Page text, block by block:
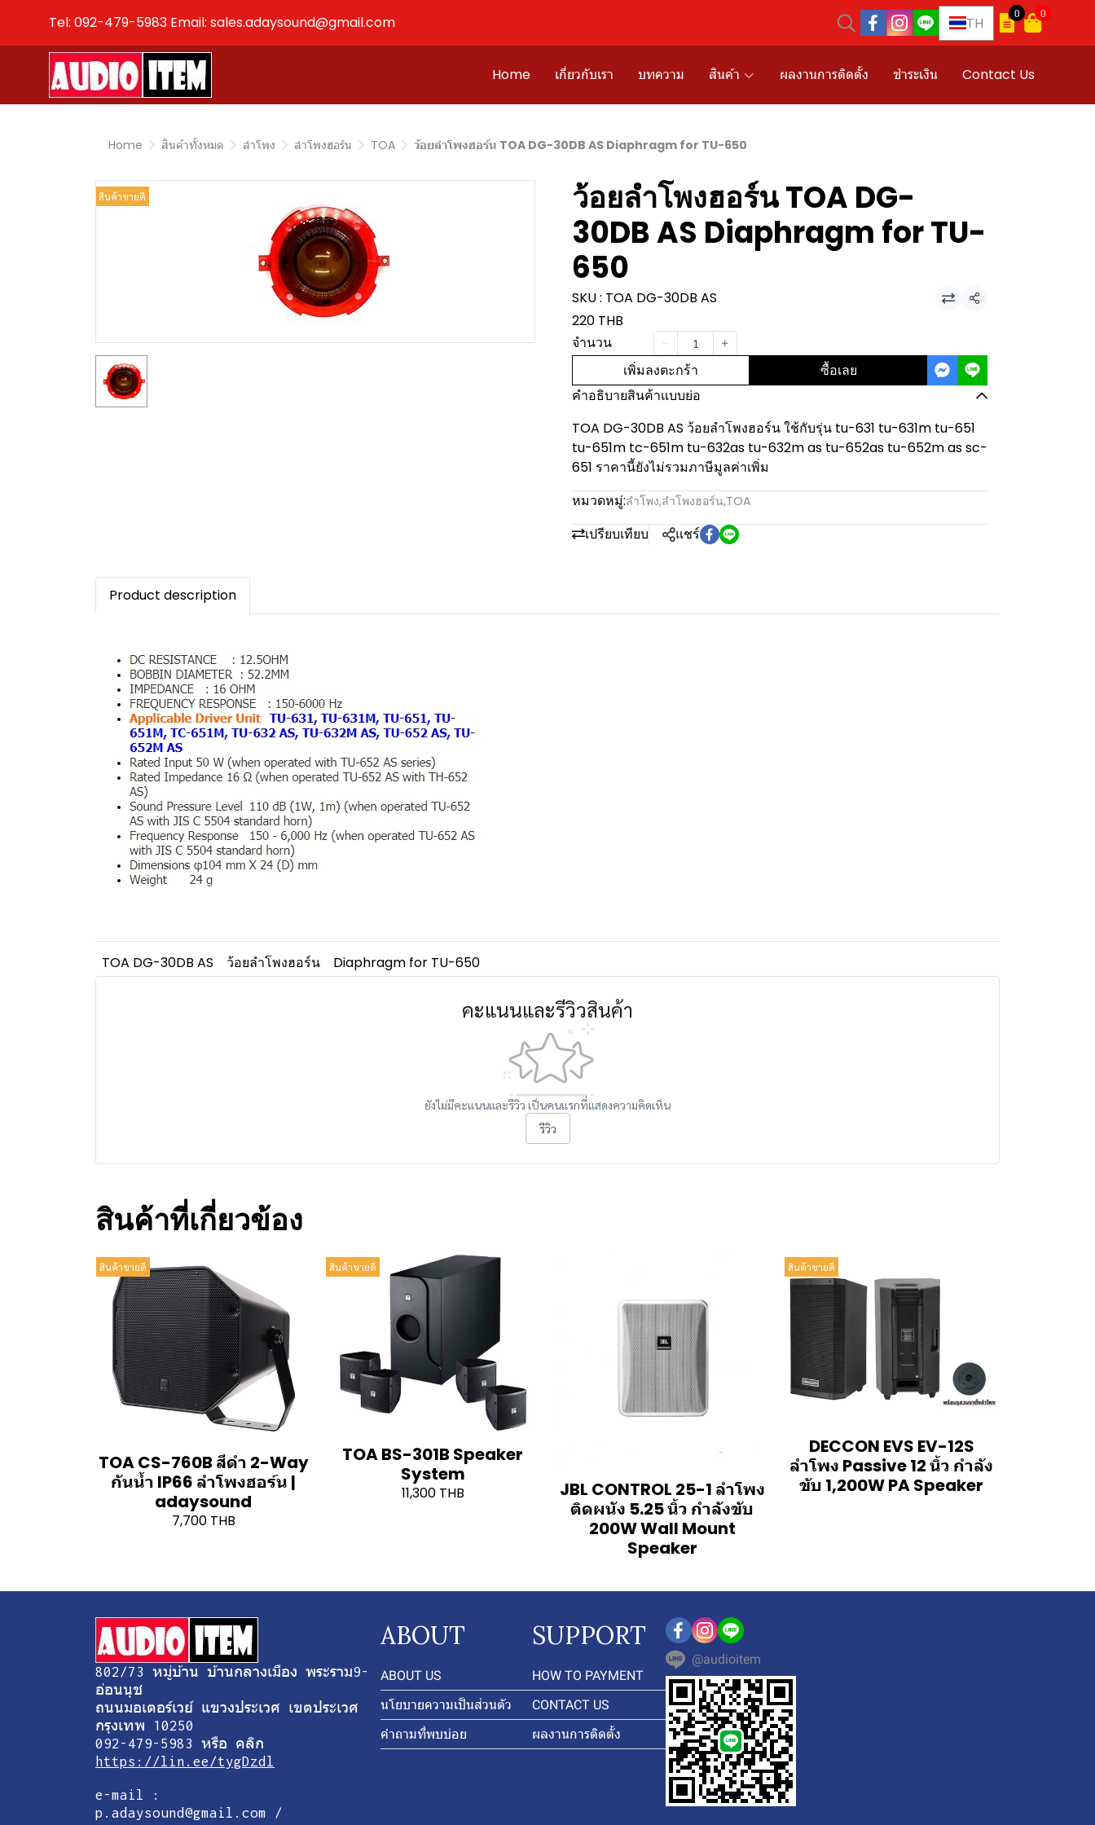
Tel: 092-479-5983 Email: sales.adaysound@gmail.com TH
0 0
Home เกี่ยวกับเรา บทความ สินค้า ผลงานการติดตั้ง ชำระเงิน Contact Us
Home สินค้าทั้งหมด ลำโพง ลำโพงฮอร์น TOA ว้อยลำโพงฮอร์น TOA DG-30DB AS Diaphragm for TU-650
สินค้าขายดี
ว้อยลำโพงฮอร์น TOA DG-
30DB AS Diaphragm for TU-
650
SKU : TOA DG-30DB AS แชร์
220 THB
จำนวน
เพิ่มลงตะกร้า ซื้อเลย
คำอธิบายสินค้าแบบย่อ
TOA DG-30DB AS ว้อยลำโพงฮอร์น ใช้กับรุ่น tu-631 tu-631m tu-651
tu-651m tc-651m tu-632as tu-632m as tu-652as tu-652m as sc-
651 ราคานี้ยังไม่รวมภาษีมูลค่าเพิ่ม
หมวดหมู่:ลำโพง,ลำโพงฮอร์น,TOA
เปรียบเทียบ แชร์
Product description
TOA DG-30DB AS ว้อยลำโพงฮอร์น Diaphragm for TU-650
คะแนนและรีวิวสินค้า
ยังไม่มีคะแนนและรีวิว เป็นคนแรกที่แสดงความคิดเห็น
รีวิว
สินค้าที่เกี่ยวข้อง
สินค้าขายดี
TOA CS-760B สีดำ 2-Way
กันน้ำ IP66 ลำโพงฮอร์น |
adaysound
7,700 THB
สินค้าขายดี
TOA BS-301B Speaker
System
11,300 THB
JBL CONTROL 25-1 ลำโพง
ติดผนัง 5.25 นิ้ว กำลังขับ
200W Wall Mount
Speaker
สินค้าขายดี
DECCON EVS EV-12S
ลำโพง Passive 12 นิ้ว กำลัง
ขับ 1,200W PA Speaker
802/73 หมู่บ้าน บ้านกลางเมือง พระราม9-
อ่อนนุช
ถนนมอเตอร์เวย์ แขวงประเวศ เขตประเวศ
กรุงเทพ 10250
092-479-5983 หรือ คลิก
https://lin.ee/tygDzdl
e-mail :
p.adaysound@gmail.com /
ABOUT
ABOUT US
นโยบายความเป็นส่วนตัว
คำถามที่พบบ่อย
SUPPORT
HOW TO PAYMENT
CONTACT US
ผลงานการติดตั้ง
@audioitem